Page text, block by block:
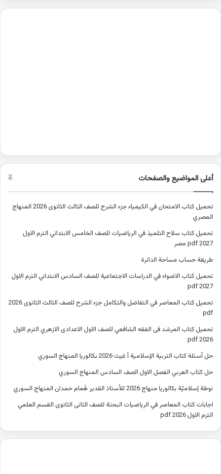
أعلى المواضيع والصفحات
تحميل كتاب الامتحان في الكيمياء جزء الشرح للصف الثالث الثانوى 2026 المنهاج
المصري
تحميل كتاب سلاح التلميذ في الرياضيات للصف الخامس الابتدائي الترم الاول
2027 pdf مصر
طريقة حساب مساحة الدائرة
تحميل كتاب الاضواء في الدراسات الاجتماعية للصف السادس الابتدائي الترم الاول
2027 pdf
تحميل كتاب المعاصر في التفاضل والتكامل جزء الشرح للصف الثالث الثانوى 2026
pdf
تحميل كتاب المرشد فى الفقه الشافعي للصف الاول الاعدادى الازهري الترم الاول
2026 pdf
حل أسئلة كتاب التربية الإسلامية أ غيث 2026 بكالوريا المنهاج السوري
حل كتاب العربي الفصل الاول الصف السادس المنهاج السوري
نوطة إسلاميّة بكالوريا منهاج 2026 للأستاذ القدير هُمام حَمدان المنهاج السوري
اجابات كتاب المعاصر في الرياضيات البحتة للصف الثانى الثانوى القسم العلمي
الترم الاول 2026 pdf